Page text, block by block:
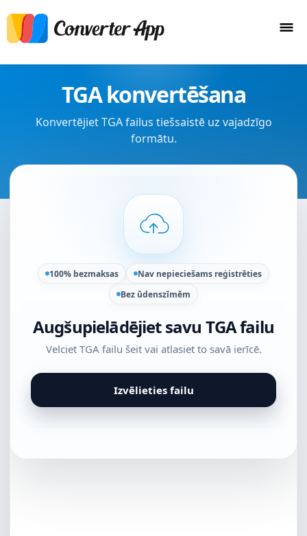
TGA konvertēšana
Konvertējiet TGA failus tiešsaistē uz vajadzīgo
formātu.
100% bezmaksas
Nav nepieciešams reģistrēties
Bez ūdenszīmēm
Augšupielādējiet savu TGA failu
Velciet TGA failu šeit vai atlasiet to savā ierīcē.
Izvēlieties failu